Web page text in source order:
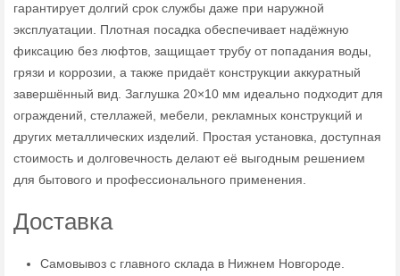
гарантирует долгий срок службы даже при наружной
эксплуатации. Плотная посадка обеспечивает надёжную
фиксацию без люфтов, защищает трубу от попадания воды,
грязи и коррозии, а также придаёт конструкции аккуратный
завершённый вид. Заглушка 20×10 мм идеально подходит для
ограждений, стеллажей, мебели, рекламных конструкций и
других металлических изделий. Простая установка, доступная
стоимость и долговечность делают её выгодным решением
для бытового и профессионального применения.
Доставка
Самовывоз с главного склада в Нижнем Новгороде.